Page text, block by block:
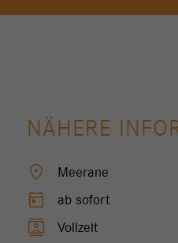
NÄHERE
location_on Meerane
today ab sofort
contacts Vollzeit